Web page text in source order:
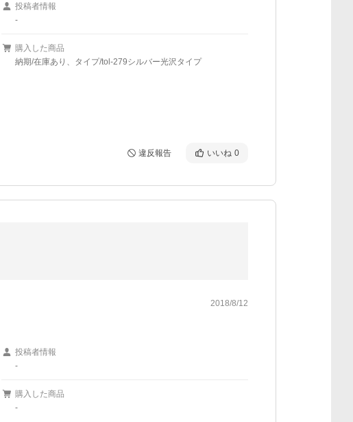
投稿者情報
-
購入した商品
納期/在庫あり、タイプ/tol-279シルバー光沢タイプ
違反報告 いいね 0
2018/8/12
投稿者情報
-
購入した商品
-